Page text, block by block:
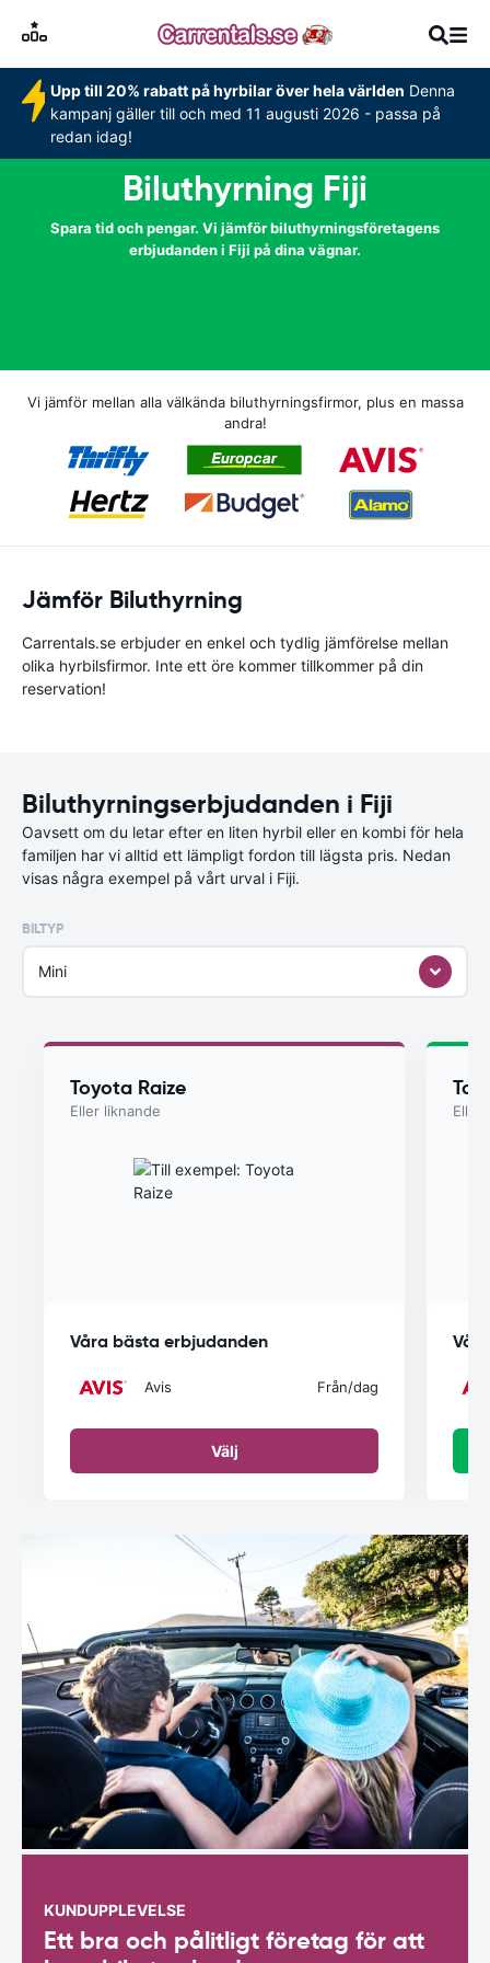
Upp till 20% rabatt på hyrbilar över hela världen Denna
kampanj gäller till och med 11 augusti 2026 - passa på
redan idag!
Biluthyrning Fiji
Spara tid och pengar. Vi jämför biluthyrningsföretagens
erbjudanden i Fiji på dina vägnar.
Vi jämför mellan alla välkända biluthyrningsfirmor, plus en massa
andra!
Jämför Biluthyrning
Carrentals.se erbjuder en enkel och tydlig jämförelse mellan
olika hyrbilsfirmor. Inte ett öre kommer tillkommer på din
reservation!
Biluthyrningserbjudanden i Fiji
Oavsett om du letar efter en liten hyrbil eller en kombi för hela
familjen har vi alltid ett lämpligt fordon till lägsta pris. Nedan
visas några exempel på vårt urval i Fiji.
BILTYP
Mini
Toyota Raize
Eller liknande
Våra bästa erbjudanden
Avis Från/dag
Välj
Eller
KUNDUPPLEVELSE
Ett bra och pålitligt företag för att